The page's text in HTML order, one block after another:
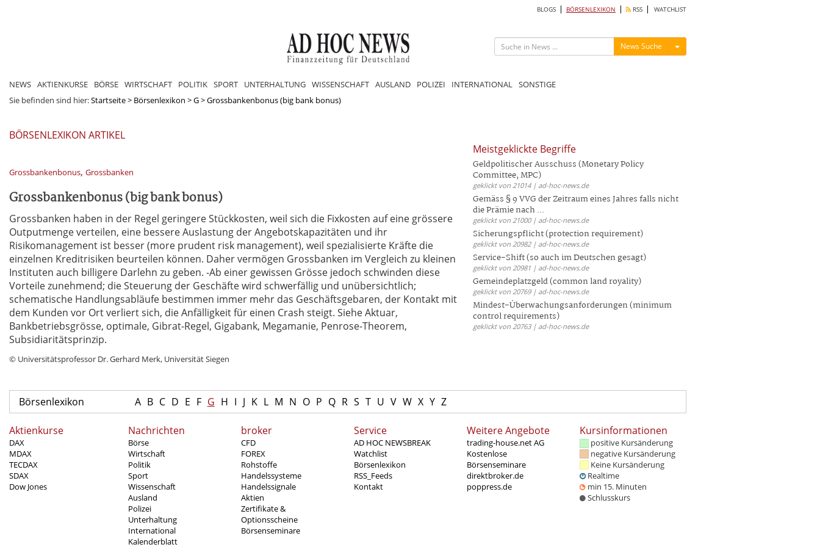
BLOGS BÖRSENLEXIKON RSS WATCHLIST
News Suche Menü ein-/ausblenden
NEWS AKTIENKURSE BÖRSE WIRTSCHAFT POLITIK SPORT UNTERHALTUNG WISSENSCHAFT AUSLAND POLIZEI INTERNATIONAL SONSTIGE
Sie befinden sind hier:Startseite> Börsenlexikon >G>Grossbankenbonus (big bank bonus)
BÖRSENLEXIKON ARTIKEL
Grossbankenbonus, Grossbanken
Grossbankenbonus (big bank bonus)
Grossbanken haben in der Regel geringere Stückkosten, weil sich die Fixkosten auf eine grössere
Outputmenge verteilen, eine bessere Auslastung der Angebotskapazitäten und ihr
Risikomanagement ist besser (more prudent risk management), weil spezialisierte Kräfte die
einzelnen Kreditrisiken beurteilen können. Daher vermögen Grossbanken im Vergleich zu kleinen
Instituten auch billigere Darlehn zu geben. -Ab einer gewissen Grösse jedoch schwinden diese
Vorteile zunehmend; die Steuerung der Geschäfte wird schwerfällig und unübersichtlich;
schematische Handlungsabläufe bestimmen immer mehr das Geschäftsgebaren, der Kontakt mit
dem Kunden vor Ort verliert sich, die Anfälligkeit für einen Crash steigt. Siehe Aktuar,
Bankbetriebsgrösse, optimale, Gibrat-Regel, Gigabank, Megamanie, Penrose-Theorem,
Subsidiaritätsprinzip.
© Universitätsprofessor Dr. Gerhard Merk, Universität Siegen
Meistgeklickte Begriffe
Geldpolitischer Ausschuss (Monetary Policy
Committee, MPC)
geklickt von 21014 | ad-hoc-news.de
Gemäss § 9 VVG der Zeitraum eines Jahres falls nicht
die Prämie nach ...
geklickt von 21000 | ad-hoc-news.de
Sicherungspflicht (protection requirement)
geklickt von 20982 | ad-hoc-news.de
Service-Shift (so auch im Deutschen gesagt)
geklickt von 20981 | ad-hoc-news.de
Gemeindeplatzgeld (common land royality)
geklickt von 20769 | ad-hoc-news.de
Mindest-Überwachungsanforderungen (minimum
control requirements)
geklickt von 20763 | ad-hoc-news.de
Börsenlexikon A B C D E F G H I J K L M N O P Q R S T U V W X Y Z
Aktienkurse
DAX
MDAX
TECDAX
SDAX
Dow Jones
Nachrichten
Börse
Wirtschaft
Politik
Sport
Wissenschaft
Ausland
Polizei
Unterhaltung
International
Kalenderblatt
broker
CFD
FOREX
Rohstoffe
Handelssysteme
Handelssignale
Aktien
Zertifikate &
Optionsscheine
Börsenseminare
Service
AD HOC NEWSBREAK
Watchlist
Börsenlexikon
RSS_Feeds
Kontakt
Weitere Angebote
trading-house.net AG
Kostenlose
Börsenseminare
direktbroker.de
poppress.de
Kursinformationen
positive Kursänderung
negative Kursänderung
Keine Kursänderung
Realtime
min 15. Minuten
Schlusskurs